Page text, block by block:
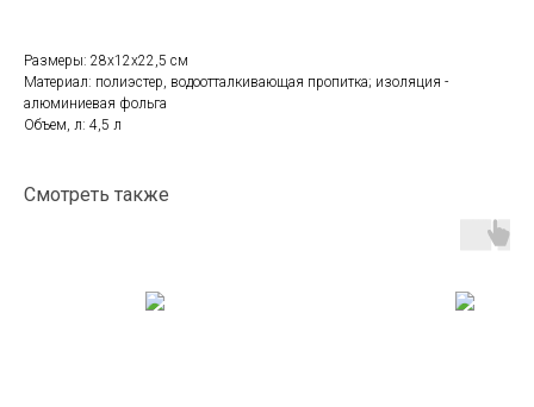
Размеры: 28х12х22,5 см
Материал: полиэстер, водоотталкивающая пропитка; изоляция -
алюминиевая фольга
Объем, л: 4,5 л
Смотреть также